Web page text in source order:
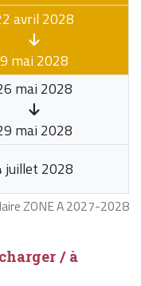
ZONE A 2027-2028
avril 2028
9 mai 2028
mai 2028
mai 2028
juillet 2028
/ à